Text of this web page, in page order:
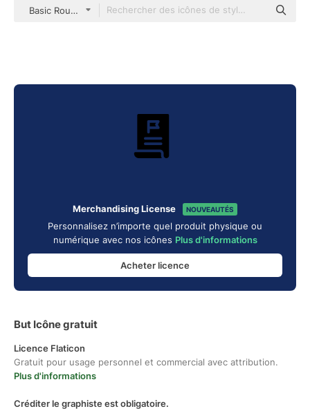
Basic Rounded Filled
Merchandising License NOUVEAUTÉS
Personnalisez n’importe quel produit physique ou
numérique avec nos icônes Plus d'informations
Acheter licence
But Icône gratuit
Licence Flaticon
Gratuit pour usage personnel et commercial avec attribution.
Plus d'informations
Créditer le graphiste est obligatoire.